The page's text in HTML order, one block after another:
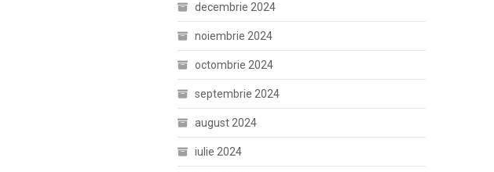
decembrie 2024
noiembrie 2024
octombrie 2024
septembrie 2024
august 2024
iulie 2024